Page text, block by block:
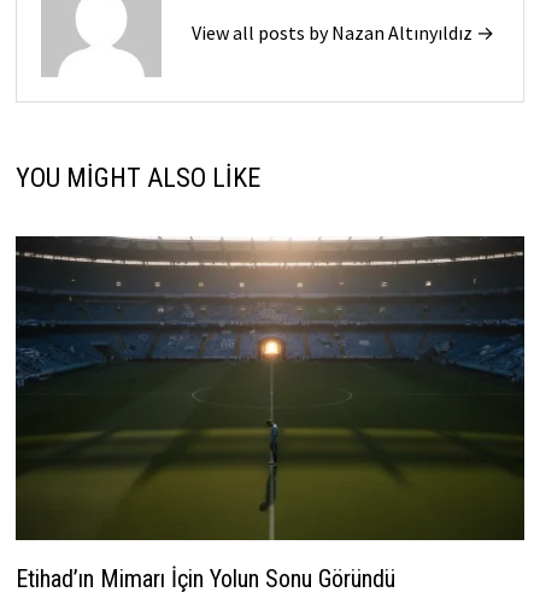
View all posts by Nazan Altınyıldız →
YOU MIGHT ALSO LIKE
Etihad’ın Mimarı İçin Yolun Sonu Göründü